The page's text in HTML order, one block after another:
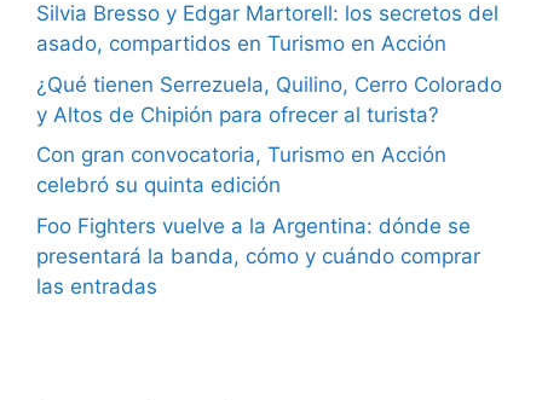
Silvia Bresso y Edgar Martorell: los secretos del
asado, compartidos en Turismo en Acción
¿Qué tienen Serrezuela, Quilino, Cerro Colorado
y Altos de Chipión para ofrecer al turista?
Con gran convocatoria, Turismo en Acción
celebró su quinta edición
Foo Fighters vuelve a la Argentina: dónde se
presentará la banda, cómo y cuándo comprar
las entradas